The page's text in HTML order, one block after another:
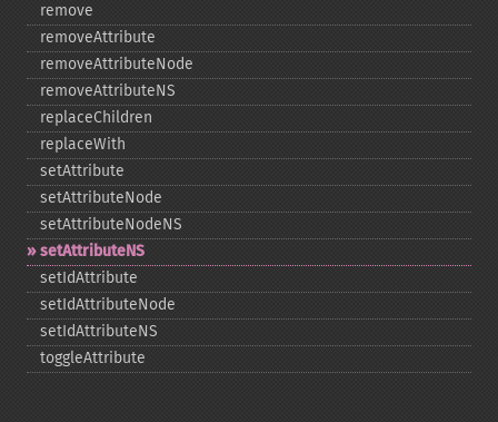
remove
removeAttribute
removeAttributeNode
removeAttributeNS
replaceChildren
replaceWith
setAttribute
setAttributeNode
setAttributeNodeNS
setAttributeNS
setIdAttribute
setIdAttributeNode
setIdAttributeNS
toggleAttribute